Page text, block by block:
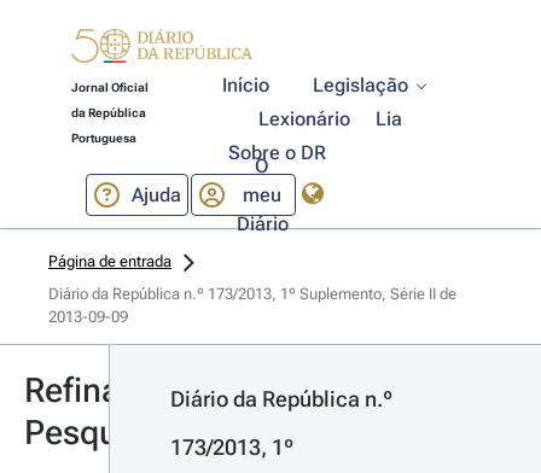
Jornal Oficial
da República
Portuguesa
Início
Legislação
Lexionário
Lia
Sobre o DR
Ajuda
O
meu
Diário
Página de entrada
Diário da República n.º 173/2013, 1º Suplemento, Série II de
2013-09-09
Refinar
Pesquisa
Diário da República n.º
173/2013, 1º